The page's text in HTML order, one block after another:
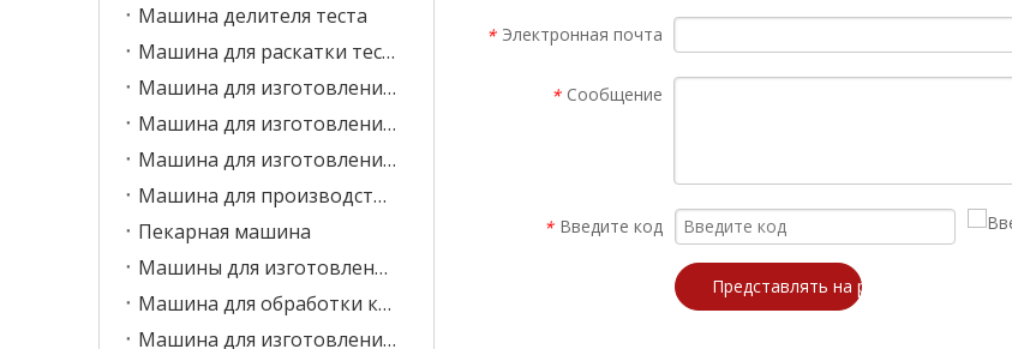
Машина делителя теста
Машина для раскатки теста
Машина для изготовления плоских хлебов
Машина для изготовления пиццы
Машина для изготовления пельменей
Машина для производства спринг-роллов
Пекарная машина
Машины для изготовления печенья
Машина для обработки кондитерских изделий
Машина для изготовления макаронных изделий
* Электронная почта
* Сообщение
* Введите код
Представлять на рассмотрение